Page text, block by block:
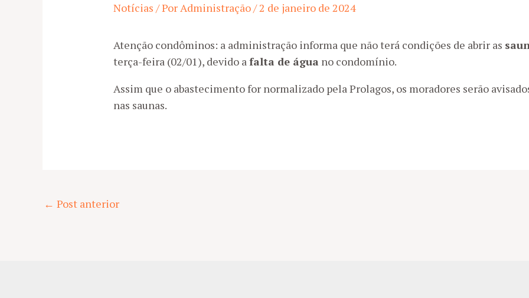
Notícias / PorAdministração/2 de janeiro de 2024
Atenção condôminos: a administração informa que não terá condições de abrir as
terça-feira (02/01), devido afalta de água no condomínio.
Assim que o abastecimento for normalizado pela Prolagos, os moradores serão
nas saunas.
Post
← Post anterior